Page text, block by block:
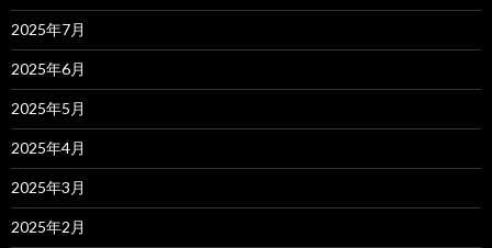
2025年7月
2025年6月
2025年5月
2025年4月
2025年3月
2025年2月